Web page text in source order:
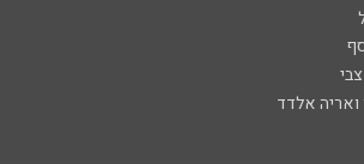
ואריה אלדד